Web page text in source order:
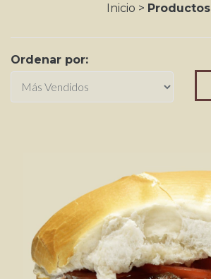
Inicio > Productos
Ordenar por: